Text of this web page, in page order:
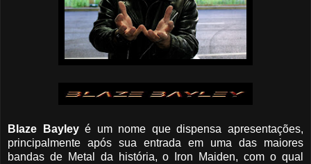
Blaze Bayleyé um nome que dispensa apresentações,
principalmente após sua entrada em uma das maiores
bandas de Metal da história, o Iron Maiden, com o qual